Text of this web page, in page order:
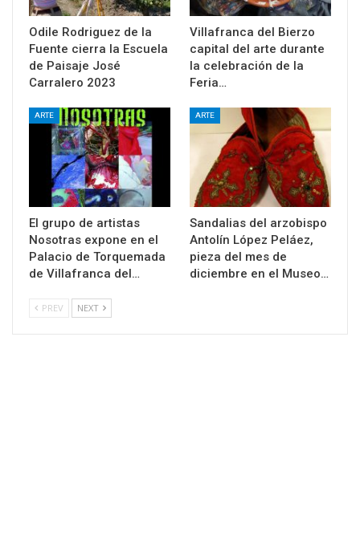
Odile Rodriguez de la
Fuente cierra la Escuela
de Paisaje José
Carralero 2023
Villafranca del Bierzo
capital del arte durante
la celebración de la
Feria…
ARTE
El grupo de artistas
Nosotras expone en el
Palacio de Torquemada
de Villafranca del…
ARTE
Sandalias del arzobispo
Antolín López Peláez,
pieza del mes de
diciembre en el Museo…
PREV NEXT